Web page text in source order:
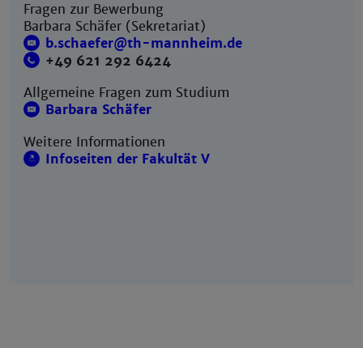
Fragen zur Bewerbung
Barbara Schäfer (Sekretariat)
b.schaefer@th-mannheim.de
+49 621 292 6424
Allgemeine Fragen zum Studium
Barbara Schäfer
Weitere Informationen
Infoseiten der Fakultät V